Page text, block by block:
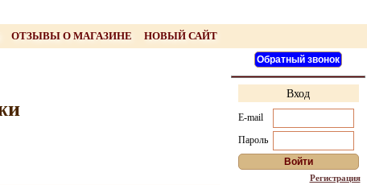
ОТЗЫВЫ О МАГАЗИНЕ НОВЫЙ САЙТ
Вход
E-mail
Пароль
Регистрация